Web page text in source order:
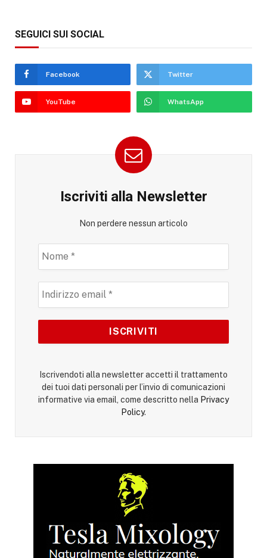
SEGUICI SUI SOCIAL
Facebook Twitter
YouTube WhatsApp
Iscriviti alla Newsletter
Non perdere nessun articolo
Iscrivendoti alla newsletter accetti il trattamento
dei tuoi dati personali per l’invio di comunicazioni
informative via email, come descritto nella Privacy
Policy.